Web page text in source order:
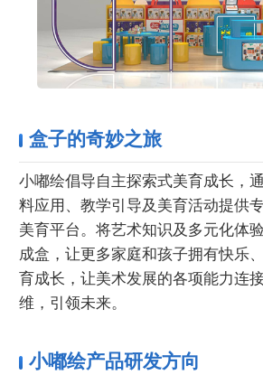
盒子的奇妙之旅
小嘟绘倡导自主探索式美育成长，
料应用、教学引导及美育活动提供
美育平台。将艺术知识及多元化体
成盒，让更多家庭和孩子拥有快乐
育成长，让美术发展的各项能力连
维，引领未来。
小嘟绘产品研发方向